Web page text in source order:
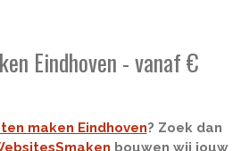
Eindhoven - vanaf €
maken Eindhoven? Zoek dan
bouwen wij jouw